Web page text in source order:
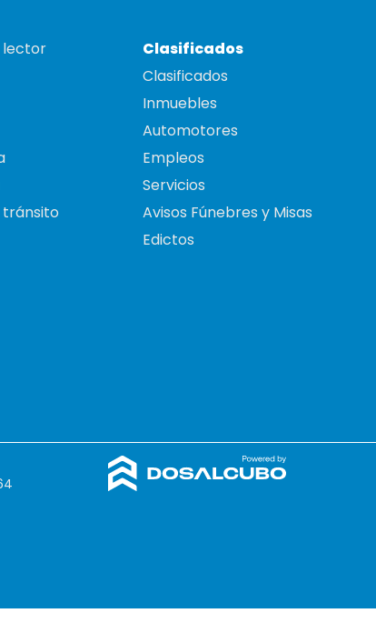
lector
tránsito
Clasificados
Clasificados
Inmuebles
Automotores
Empleos
Servicios
Avisos Fúnebres y Misas
Edictos